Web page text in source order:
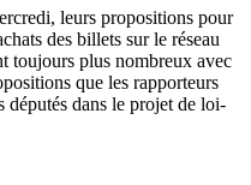
leurs propositions pour
des billets sur le réseau
toujours plus nombreux avec
que les rapporteurs
députés dans le projet de loi-